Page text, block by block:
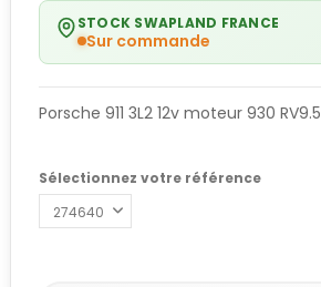
STOCK SWAPLAND FRANCE
Sur commande
Porsche 911 3L2 12v moteur 930 RV9.5
Sélectionnez votre référence